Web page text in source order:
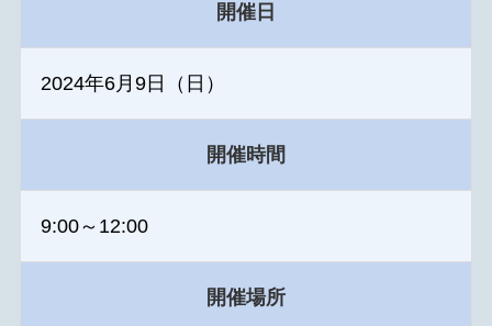
開催日
2024年6月9日（日）
開催時間
9:00～12:00
開催場所